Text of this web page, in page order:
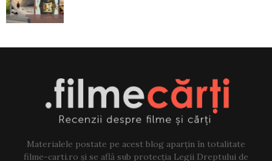
Materialele postate pe acest blog aparțin în totalitate
filme-carti.ro și se află sub protecția Legii Dreptului de